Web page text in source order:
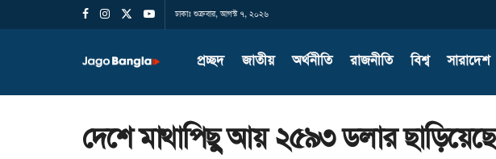
ঢাকাঃ শুক্রবার, আগস্ট ৭, ২০২৬
প্রচ্ছদ জাতীয় অর্থনীতি রাজনীতি বিশ্ব সারাদেশ
দেশে মাথাপিছু আয় ২৫৯৩ ডলার ছাড়িয়েছে